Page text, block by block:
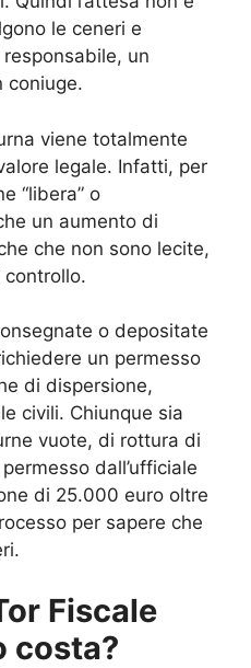
le ceneri e
un
coniuge.
viene totalmente
legale. Infatti, per
“libera” o
un aumento di
che non sono lecite,
o depositate
un permesso
di dispersione,
civili. Chiunque sia
vuote, di rottura di
dall’ufficiale
di 25.000 euro oltre
per sapere che
Fiscale
costa?